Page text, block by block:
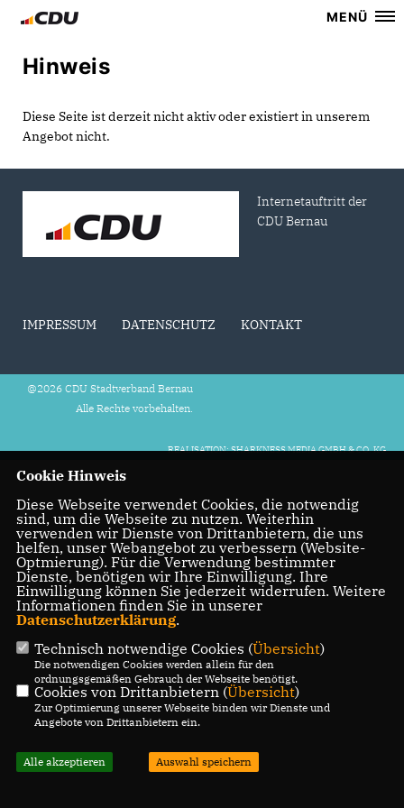
MENÜ
Hinweis
Diese Seite ist derzeit nicht aktiv oder existiert in unserem
Angebot nicht.
Internetauftritt der
CDU Bernau
IMPRESSUM DATENSCHUTZ KONTAKT
@2026 CDU Stadtverband Bernau
Alle Rechte vorbehalten.
REALISATION: SHARKNESS MEDIA GMBH & CO. KG
Cookie Hinweis
Diese Webseite verwendet Cookies, die notwendig
sind, um die Webseite zu nutzen. Weiterhin
verwenden wir Dienste von Drittanbietern, die uns
helfen, unser Webangebot zu verbessern (Website-
Optmierung). Für die Verwendung bestimmter
Dienste, benötigen wir Ihre Einwilligung. Ihre
Einwilligung können Sie jederzeit widerrufen. Weitere
Informationen finden Sie in unserer
Datenschutzerklärung.
Technisch notwendige Cookies (Übersicht)
Die notwendigen Cookies werden allein für den
ordnungsgemäßen Gebrauch der Webseite benötigt.
Cookies von Drittanbietern (Übersicht)
Zur Optimierung unserer Webseite binden wir Dienste und
Angebote von Drittanbietern ein.
Alle akzeptieren Auswahl speichern